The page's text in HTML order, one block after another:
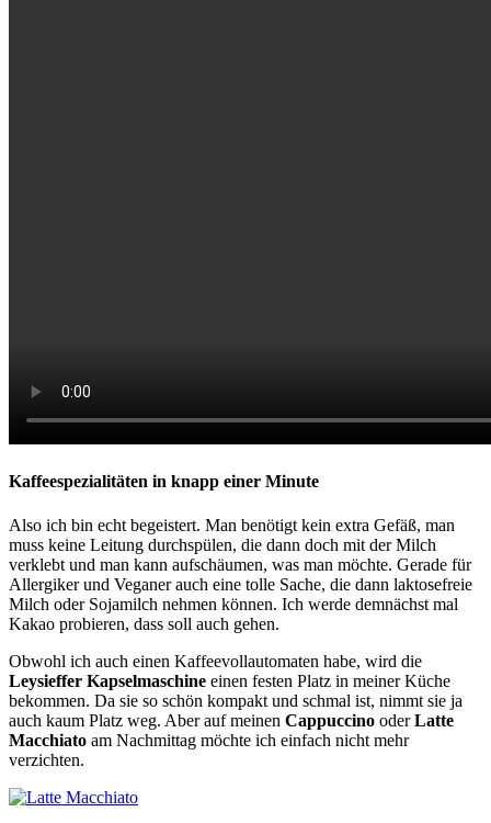
Kaffeespezialitäten in knapp einer Minute
Also ich bin echt begeistert. Man benötigt kein extra Gefäß, man
muss keine Leitung durchspülen, die dann doch mit der Milch
verklebt und man kann aufschäumen, was man möchte. Gerade für
Allergiker und Veganer auch eine tolle Sache, die dann laktosefreie
Milch oder Sojamilch nehmen können. Ich werde demnächst mal
Kakao probieren, dass soll auch gehen.
Obwohl ich auch einen Kaffeevollautomaten habe, wird die
Leysieffer Kapselmaschine einen festen Platz in meiner Küche
bekommen. Da sie so schön kompakt und schmal ist, nimmt sie ja
auch kaum Platz weg. Aber auf meinen Cappuccino oderLatte
Macchiato am Nachmittag möchte ich einfach nicht mehr
verzichten.